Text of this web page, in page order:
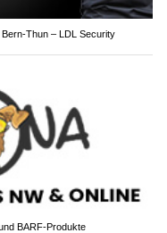
Thun – LDL Security
BARF-Produkte